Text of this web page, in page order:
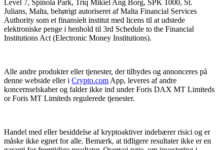
Level 7, Spinola Park, Triq Mikiel Ang Borg, SPK 1000, St.
Julians, Malta, behørigt autoriseret af Malta Financial Services
Authority som et finansielt institut med licens til at udstede
elektroniske penge i henhold til 3rd Schedule to the Financial
Institutions Act (Electronic Money Institutions).
Alle andre produkter eller tjenester, der tilbydes og annonceres på
denne webside eller i Crypto.com App, leveres af andre
koncernselskaber og falder ikke ind under Foris DAX MT Limiteds
or Foris MT Limiteds regulerede tjenester.
Handel med eller besiddelse af kryptoaktiver indebærer risici og er
måske ikke egnet for alle. Bemærk, at tidligere resultater ikke er en